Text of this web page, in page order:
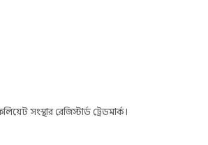
সংস্থার রেজিস্টার্ড ট্রেডমার্ক।